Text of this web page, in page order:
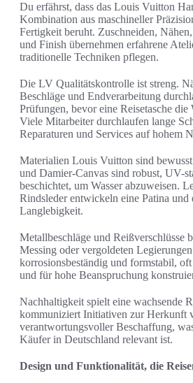
Du erfährst, dass das Louis Vuitton
Kombination aus maschineller
Fertigkeit beruht. Zuschneiden,
und Finish übernehmen erfahrene
traditionelle Techniken pflegen.
Die LV Qualitätskontrolle ist streng.
Beschläge und Endverarbeitung
Prüfungen, bevor eine Reisetasche die
Viele Mitarbeiter durchlaufen lange
Reparaturen und Services auf hohem
Materialien Louis Vuitton sind
und Damier-Canvas sind robust, UV-
beschichtet, um Wasser abzuweisen.
Rindsleder entwickeln eine Patina und
Langlebigkeit.
Metallbeschläge und Reißverschlüsse
Messing oder vergoldeten
korrosionsbeständig und formstabil,
und für hohe Beanspruchung
Nachhaltigkeit spielt eine wachsende
kommuniziert Initiativen zur Herkunft
verantwortungsvoller Beschaffung,
Käufer in Deutschland relevant ist.
Design und Funktionalität, die